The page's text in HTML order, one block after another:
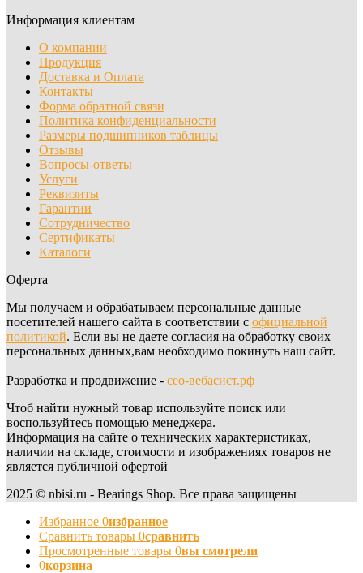
Информация клиентам
О компании
Продукция
Доставка и Оплата
Контакты
Форма обратной связи
Политика конфиденциальности
Размеры подшипников таблицы
Отзывы
Вопросы-ответы
Услуги
Реквизиты
Гарантии
Сотрудничество
Сертификаты
Каталоги
Оферта
Мы получаем и обрабатываем персональные данные
посетителей нашего сайта в соответствии с официальной
политикой. Если вы не даете согласия на обработку своих
персональных данных,вам необходимо покинуть наш сайт.
Разработка и продвижение - сео-вебасист.рф
Чтоб найти нужный товар используйте поиск или
воспользуйтесь помощью менеджера.
Информация на сайте о технических характеристиках,
наличии на складе, стоимости и изображениях товаров не
является публичной офертой
2025 © nbisi.ru - Bearings Shop. Все права защищены
Избранное 0избранное
Сравнить товары 0сравнить
Просмотренные товары 0вы смотрели
0корзина